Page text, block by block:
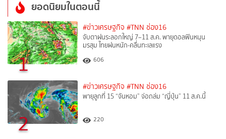
ยอดนิยมในตอนนี้
1
#ข่าวเศรษฐกิจ #TNN ช่อง16
จับตาฝนระลอกใหญ่ 7–11 ส.ค. พายุดอลฟินหนุน
มรสุม ไทยฝนหนัก-คลื่นทะเลแรง
606
2
#ข่าวเศรษฐกิจ #TNN ช่อง16
พายุลูกที่ 15 “จันหอม” จ่อถล่ม “ญี่ปุ่น” 11 ส.ค.นี้
220